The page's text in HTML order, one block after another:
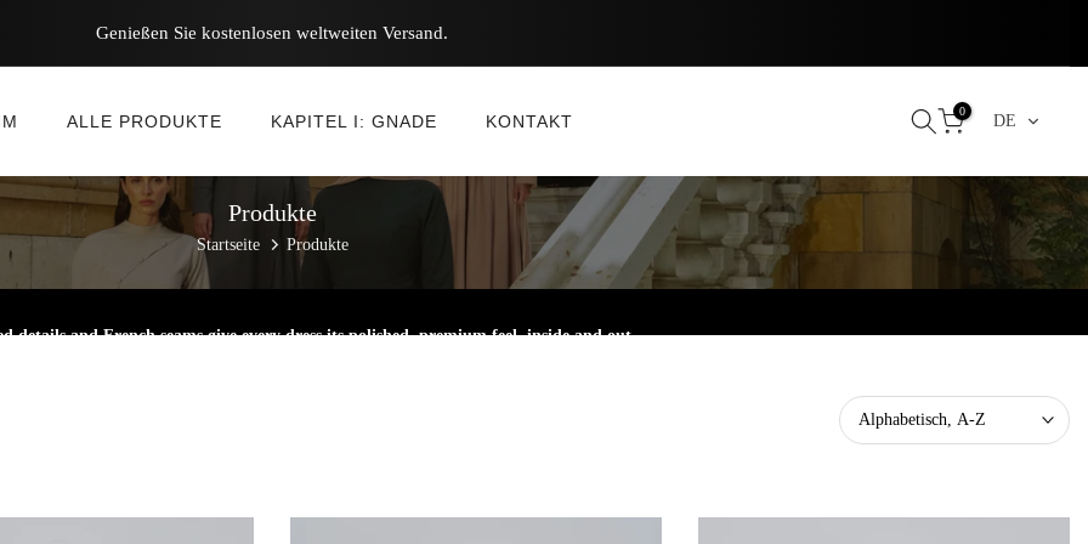
Genießen Sie kostenlosen weltweiten Versand.
ALLE PRODUKTE KAPITEL I: GNADE KONTAKT
0
DE
Produkte
Startseite Produkte
details and French seams give every dress its polished, premium feel, inside and out.
Alphabetisch, A-Z